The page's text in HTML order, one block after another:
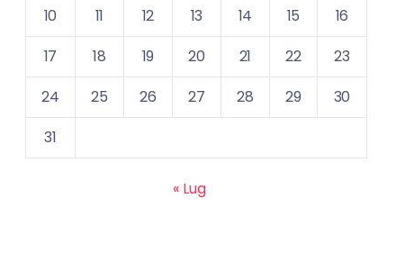
10
11 12 13 14 15
16
17
18 19 20 21 22
23
24
25 26 27 28 29
30
31
« Lug